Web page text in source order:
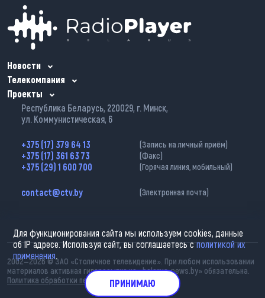
Новости
Телекомпания
Проекты
Республика Беларусь, 220029, г. Минск,
ул. Коммунистическая, 6
+375 (17) 379 64 13 (Запись на личный приём)
+375 (17) 361 63 73 (Факс)
+375 (29) 1 600 700 (Горячая линия, мобильный)
contact@ctv.by (Электронная почта)
2002—2026 © ЗАО «Столичное телевидение». При любом использовании
материалов активная гиперссылка на «belarus-news.by» обязательна.
Политика обработки персональных данных
Для функционирования сайта мы используем cookies, данные
об IP адресе. Используя сайт, вы соглашаетесь сполитикой их
применения.
ПРИНИМАЮ